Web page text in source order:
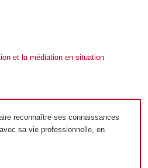
et la médiation en situation
reconnaître ses connaissances
sa vie professionnelle, en